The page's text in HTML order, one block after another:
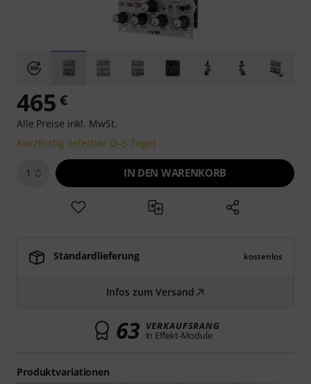
Produktvariationen
465 €
Alle Preise inkl. MwSt.
Kurzfristig lieferbar (2–5 Tage)
1 IN DEN WARENKORB
Standardlieferung kostenlos
Infos zum Versand
63 VERKAUFSRANG
in Effekt-Module